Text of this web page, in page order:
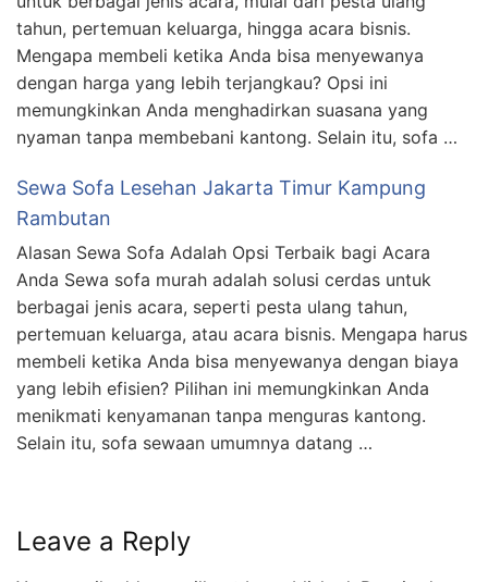
tahun, pertemuan keluarga, hingga acara bisnis.
Mengapa membeli ketika Anda bisa menyewanya
dengan harga yang lebih terjangkau? Opsi ini
memungkinkan Anda menghadirkan suasana yang
nyaman tanpa membebani kantong. Selain itu, sofa …
Sewa Sofa Lesehan Jakarta Timur Kampung
Rambutan
Alasan Sewa Sofa Adalah Opsi Terbaik bagi Acara
Anda Sewa sofa murah adalah solusi cerdas untuk
berbagai jenis acara, seperti pesta ulang tahun,
pertemuan keluarga, atau acara bisnis. Mengapa harus
membeli ketika Anda bisa menyewanya dengan biaya
yang lebih efisien? Pilihan ini memungkinkan Anda
menikmati kenyamanan tanpa menguras kantong.
Selain itu, sofa sewaan umumnya datang …
Leave a Reply